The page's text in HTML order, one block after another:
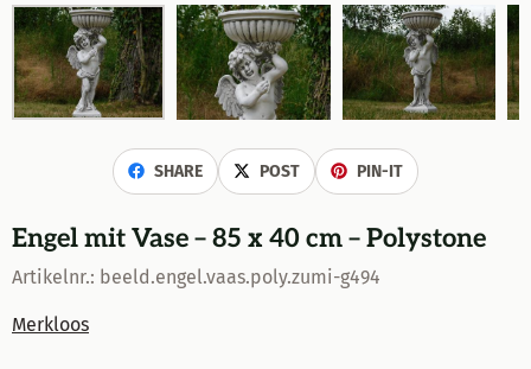
SHARE POST PIN-IT
Engel mit Vase – 85 x 40 cm – Polystone
Artikelnr.: beeld.engel.vaas.poly.zumi-g494
Merkloos